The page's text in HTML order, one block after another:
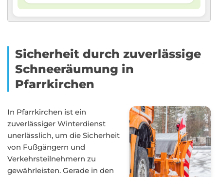
Sicherheit durch zuverlässige
Schneeräumung in
Pfarrkirchen
In Pfarrkirchen ist ein
zuverlässiger Winterdienst
unerlässlich, um die Sicherheit
von Fußgängern und
Verkehrsteilnehmern zu
gewährleisten. Gerade in den